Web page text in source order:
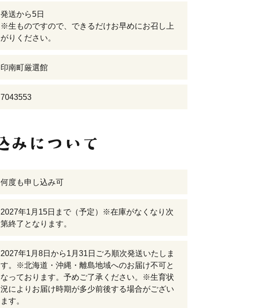
発送から5日
※生ものですので、できるだけお早めにお召し上
がりください。
印南町厳選館
7043553
何度も申し込み可
2027年1月15日まで（予定）※在庫がなくなり次
第終了となります。
2027年1月8日から1月31日ごろ順次発送いたしま
す。※北海道・沖縄・離島地域へのお届け不可と
なっております。予めご了承ください。※生育状
況によりお届け時期が多少前後する場合がござい
ます。